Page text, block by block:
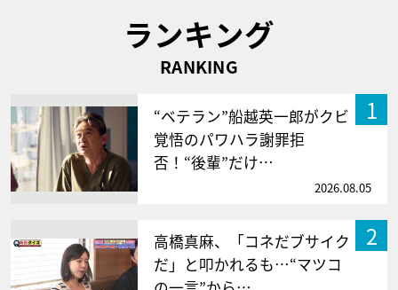
ランキング
RANKING
1
“ベテラン”船越英一郎がクビ
覚悟のパワハラ謝罪拒
否！“後輩”だけ…
2026.08.05
2
高橋真麻、「コネだブサイク
だ」と叩かれるも…“マツコ